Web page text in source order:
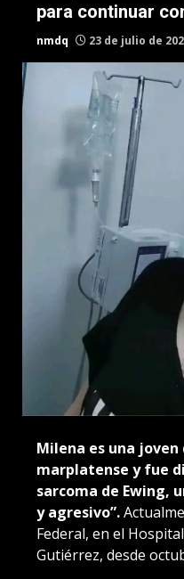
para continuar
nmdq 23 de julio de
Milena es una joven
marplatense y fue
sarcoma de Ewing,
y agresivo”.
Federal, en el
Gutiérrez, desde